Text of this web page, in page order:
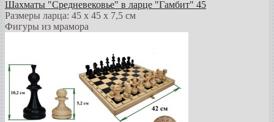
Шахматы "Средневековье" в ларце "Гамбит" 45
Размеры ларца: 45 x 45 х 7,5 см
Фигуры из мрамора